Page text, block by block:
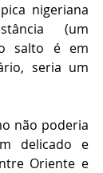
nigeriana
(um
salto é em
seria um
não poderia
delicado e
Oriente e